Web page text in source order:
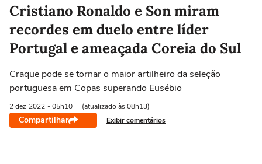
Selecione o time para ver as notícias
Cristiano Ronaldo e Son miram
recordes em duelo entre líder
Portugal e ameaçada Coreia do Sul
Craque pode se tornar o maior artilheiro da seleção
portuguesa em Copas superando Eusébio
2 dez 2022 - 05h10 (atualizado às 08h13)
Compartilhar Exibir comentários